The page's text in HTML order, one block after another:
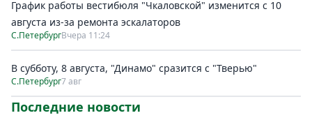
График работы вестибюля "Чкаловской" изменится с 10
августа из-за ремонта эскалаторов
С.ПетербургВчера 11:24
В субботу, 8 августа, "Динамо" сразится с "Тверью"
С.Петербург7 авг
Последние новости